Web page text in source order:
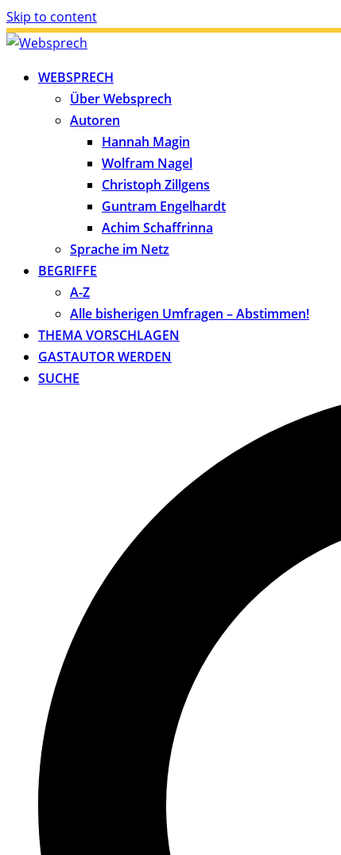
Skip to content
WEBSPRECH
Über Websprech
Autoren
Hannah Magin
Wolfram Nagel
Christoph Zillgens
Guntram Engelhardt
Achim Schaffrinna
Sprache im Netz
BEGRIFFE
A-Z
Alle bisherigen Umfragen – Abstimmen!
THEMA VORSCHLAGEN
GASTAUTOR WERDEN
SUCHE